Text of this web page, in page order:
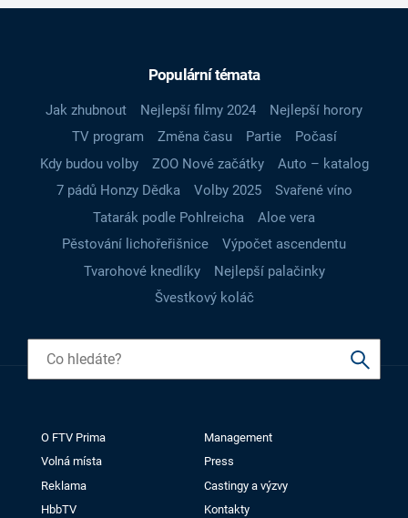
Populární témata
Jak zhubnout Nejlepší filmy 2024
Nejlepší horory
TV program
Změna času Partie
Počasí
Kdy budou volby
ZOO Nové začátky
Auto – katalog
7 pádů Honzy Dědka
Volby 2025
Svařené víno
Tatarák podle Pohlreicha
Aloe vera
Pěstování lichořeřišnice
Výpočet ascendentu
Tvarohové knedlíky
Nejlepší palačinky
Švestkový koláč
O FTV Prima
Management
Volná místa
Press
Reklama
Castingy a výzvy
HbbTV
Kontakty